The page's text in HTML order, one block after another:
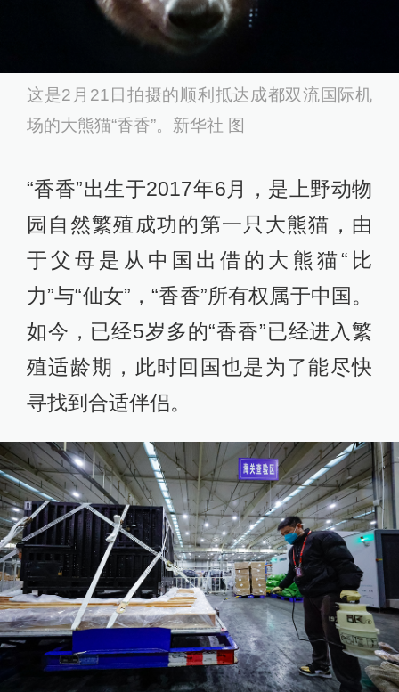
这是2月21日拍摄的顺利抵达成都双流国际机
场的大熊猫“香香”。新华社 图
“香香”出生于2017年6月，是上野动物
园自然繁殖成功的第一只大熊猫，由
于父母是从中国出借的大熊猫“比
力”与“仙女”，“香香”所有权属于中国。
如今，已经5岁多的“香香”已经进入繁
殖适龄期，此时回国也是为了能尽快
寻找到合适伴侣。